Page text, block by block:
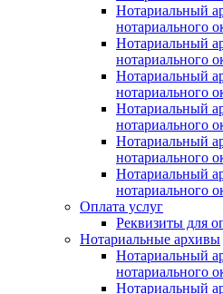
Нотариальный
нотариального
Нотариальный
нотариального
Нотариальный
нотариального
Нотариальный
нотариального
Нотариальный
нотариального
Нотариальный
нотариального
Оплата услуг
Реквизиты для
Нотариальные архивы
Нотариальный
нотариального
Нотариальный